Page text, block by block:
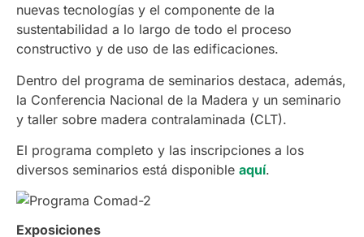
nuevas tecnologías y el componente de la
sustentabilidad a lo largo de todo el proceso
constructivo y de uso de las edificaciones.
Dentro del programa de seminarios destaca, además,
la Conferencia Nacional de la Madera y un seminario
y taller sobre madera contralaminada (CLT).
El programa completo y las inscripciones a los
diversos seminarios está disponible aquí.
Exposiciones